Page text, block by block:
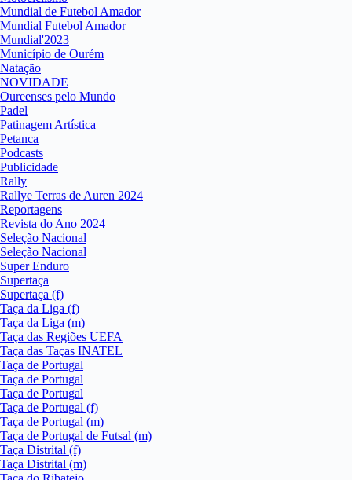
Mundial de Futebol Amador
Mundial Futebol Amador
Mundial'2023
Município de Ourém
Natação
NOVIDADE
Oureenses pelo Mundo
Padel
Patinagem Artística
Petanca
Podcasts
Publicidade
Rally
Rallye Terras de Auren 2024
Reportagens
Revista do Ano 2024
Seleção Nacional
Seleção Nacional
Super Enduro
Supertaça
Supertaça (f)
Taça da Liga (f)
Taça da Liga (m)
Taça das Regiões UEFA
Taça das Taças INATEL
Taça de Portugal
Taça de Portugal
Taça de Portugal
Taça de Portugal (f)
Taça de Portugal (m)
Taça de Portugal de Futsal (m)
Taça Distrital (f)
Taça Distrital (m)